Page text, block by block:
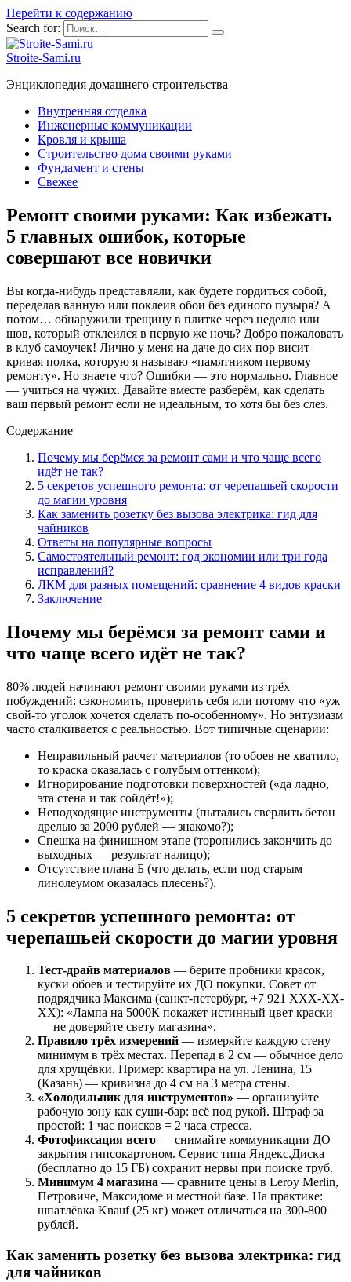
Перейти к содержанию
Search for:
Stroite-Sami.ru
Энциклопедия домашнего строительства
Внутренняя отделка
Инженерные коммуникации
Кровля и крыша
Строительство дома своими руками
Фундамент и стены
Свежее
Ремонт своими руками: Как избежать
5 главных ошибок, которые
совершают все новички
Вы когда-нибудь представляли, как будете гордиться собой,
переделав ванную или поклеив обои без единого пузыря? А
потом… обнаружили трещину в плитке через неделю или
шов, который отклеился в первую же ночь? Добро пожаловать
в клуб самоучек! Лично у меня на даче до сих пор висит
кривая полка, которую я называю «памятником первому
ремонту». Но знаете что? Ошибки — это нормально. Главное
— учиться на чужих. Давайте вместе разберём, как сделать
ваш первый ремонт если не идеальным, то хотя бы без слез.
Содержание
Почему мы берёмся за ремонт сами и что чаще всего
идёт не так?
5 секретов успешного ремонта: от черепашьей скорости
до магии уровня
Как заменить розетку без вызова электрика: гид для
чайников
Ответы на популярные вопросы
Самостоятельный ремонт: год экономии или три года
исправлений?
ЛКМ для разных помещений: сравнение 4 видов краски
Заключение
Почему мы берёмся за ремонт сами и
что чаще всего идёт не так?
80% людей начинают ремонт своими руками из трёх
побуждений: сэкономить, проверить себя или потому что «уж
свой-то уголок хочется сделать по-особенному». Но энтузиазм
часто сталкивается с реальностью. Вот типичные сценарии:
Неправильный расчет материалов (то обоев не хватило,
то краска оказалась с голубым оттенком);
Игнорирование подготовки поверхностей («да ладно,
эта стена и так сойдёт!»);
Неподходящие инструменты (пытались сверлить бетон
дрелью за 2000 рублей — знакомо?);
Спешка на финишном этапе (торопились закончить до
выходных — результат налицо);
Отсутствие плана Б (что делать, если под старым
линолеумом оказалась плесень?).
5 секретов успешного ремонта: от
черепашьей скорости до магии уровня
Тест-драйв материалов — берите пробники красок,
куски обоев и тестируйте их ДО покупки. Совет от
подрядчика Максима (санкт-петербург, +7 921 XXX-XX-
XX): «Лампа на 5000К покажет истинный цвет краски
— не доверяйте свету магазина».
Правило трёх измерений — измеряйте каждую стену
минимум в трёх местах. Перепад в 2 см — обычное дело
для хрущёвки. Пример: квартира на ул. Ленина, 15
(Казань) — кривизна до 4 см на 3 метра стены.
«Холодильник для инструментов» — организуйте
рабочую зону как суши-бар: всё под рукой. Штраф за
простой: 1 час поисков = 2 часа стресса.
Фотофиксация всего — снимайте коммуникации ДО
закрытия гипсокартоном. Сервис типа Яндекс.Диска
(бесплатно до 15 ГБ) сохранит нервы при поиске труб.
Минимум 4 магазина — сравните цены в Leroy Merlin,
Петровиче, Максидоме и местной базе. На практике:
шпатлёвка Knauf (25 кг) может отличаться на 300-800
рублей.
Как заменить розетку без вызова электрика: гид
для чайников